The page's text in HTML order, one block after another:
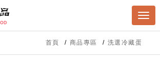
首頁 商品專區 洗選冷藏蛋